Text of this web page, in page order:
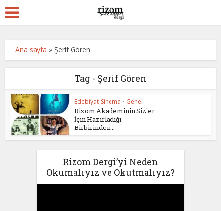
Ana sayfa »Şerif Gören
Tag - Şerif Gören
Edebiyat-Sinema • Genel
Rizom Akademinin Sizler
İçin Hazırladığı
Birbirinden...
Rizom Dergi’yi Neden
Okumalıyız ve Okutmalıyız?